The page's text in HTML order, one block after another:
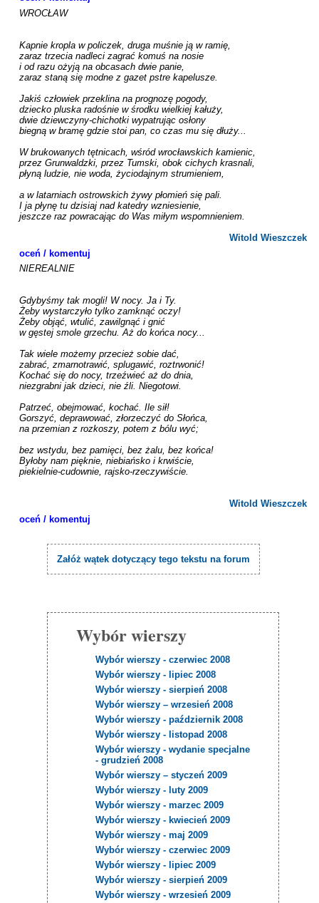
WROCŁAW
Kapnie kropla w policzek, druga muśnie ją w ramię,
zaraz trzecia nadleci zagrać komuś na nosie
i od razu ożyją na obcasach dwie panie,
zaraz staną się modne z gazet pstre kapelusze.
Jakiś człowiek przeklina na prognozę pogody,
dziecko pluska radośnie w środku wielkiej kałuży,
dwie dziewczyny-chichotki wypatrując osłony
biegną w bramę gdzie stoi pan, co czas mu się dłuży...
W brukowanych tętnicach, wśród wrocławskich kamienic,
przez Grunwaldzki, przez Tumski, obok cichych krasnali,
płyną ludzie, nie woda, życiodajnym strumieniem,
a w latarniach ostrowskich żywy płomień się pali.
I ja płynę tu dzisiaj nad katedry wzniesienie,
jeszcze raz powracając do Was miłym wspomnieniem.
Witold Wieszczek
oceń / komentuj
NIEREALNIE
Gdybyśmy tak mogli! W nocy. Ja i Ty.
Żeby wystarczyło tylko zamknąć oczy!
Żeby objąć, wtulić, zawilgnąć i gnić
w gęstej smole grzechu. Aż do końca nocy...
Tak wiele możemy przecież sobie dać,
zabrać, zmarnotrawić, splugawić, roztrwonić!
Kochać się do nocy, trzeźwieć aż do dnia,
niezgrabni jak dzieci, nie źli. Niegotowi.
Patrzeć, obejmować, kochać. Ile sił!
Gorszyć, deprawować, złorzeczyć do Słońca,
na przemian z rozkoszy, potem z bólu wyć;
bez wstydu, bez pamięci, bez żalu, bez końca!
Byłoby nam pięknie, niebiańsko i krwiście,
piekielnie-cudownie, rajsko-rzeczywiście.
Witold Wieszczek
oceń / komentuj
Załóż wątek dotyczący tego tekstu na forum
Wybór wierszy
Wybór wierszy - czerwiec 2008
Wybór wierszy - lipiec 2008
Wybór wierszy - sierpień 2008
Wybór wierszy – wrzesień 2008
Wybór wierszy - październik 2008
Wybór wierszy - listopad 2008
Wybór wierszy - wydanie specjalne
- grudzień 2008
Wybór wierszy – styczeń 2009
Wybór wierszy - luty 2009
Wybór wierszy - marzec 2009
Wybór wierszy - kwiecień 2009
Wybór wierszy - maj 2009
Wybór wierszy - czerwiec 2009
Wybór wierszy - lipiec 2009
Wybór wierszy - sierpień 2009
Wybór wierszy - wrzesień 2009